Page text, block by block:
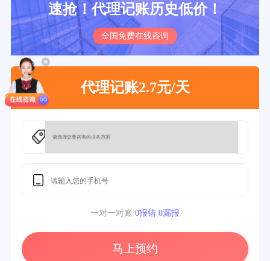
速抢！代理记账历史低价！
全国免费在线咨询
代理记账2.7元/天
一对一对账 0报错 0漏报
马上预约